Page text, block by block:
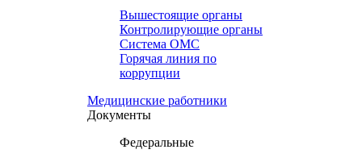
Вышестоящие органы
Контролирующие органы
Система ОМС
Горячая линия по
коррупции
Медицинские работники
Документы
Федеральные